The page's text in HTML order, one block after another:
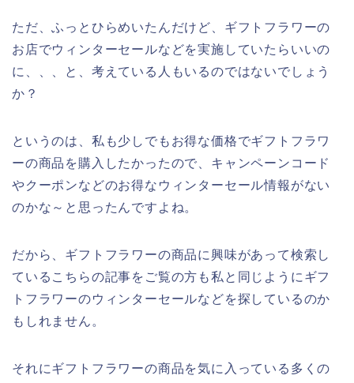
ただ、ふっとひらめいたんだけど、ギフトフラワーの
お店でウィンターセールなどを実施していたらいいの
に、、、と、考えている人もいるのではないでしょう
か？
というのは、私も少しでもお得な価格でギフトフラワ
ーの商品を購入したかったので、キャンペーンコード
やクーポンなどのお得なウィンターセール情報がない
のかな～と思ったんですよね。
だから、ギフトフラワーの商品に興味があって検索し
ているこちらの記事をご覧の方も私と同じようにギフ
トフラワーのウィンターセールなどを探しているのか
もしれません。
それにギフトフラワーの商品を気に入っている多くの